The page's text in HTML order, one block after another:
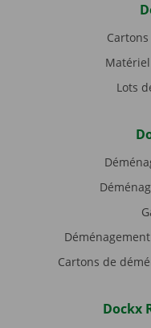
Lots
Cartons de
Dockx